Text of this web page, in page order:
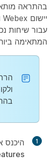
בהתראה
עבור שיחות
המתאימה
1 היכנס